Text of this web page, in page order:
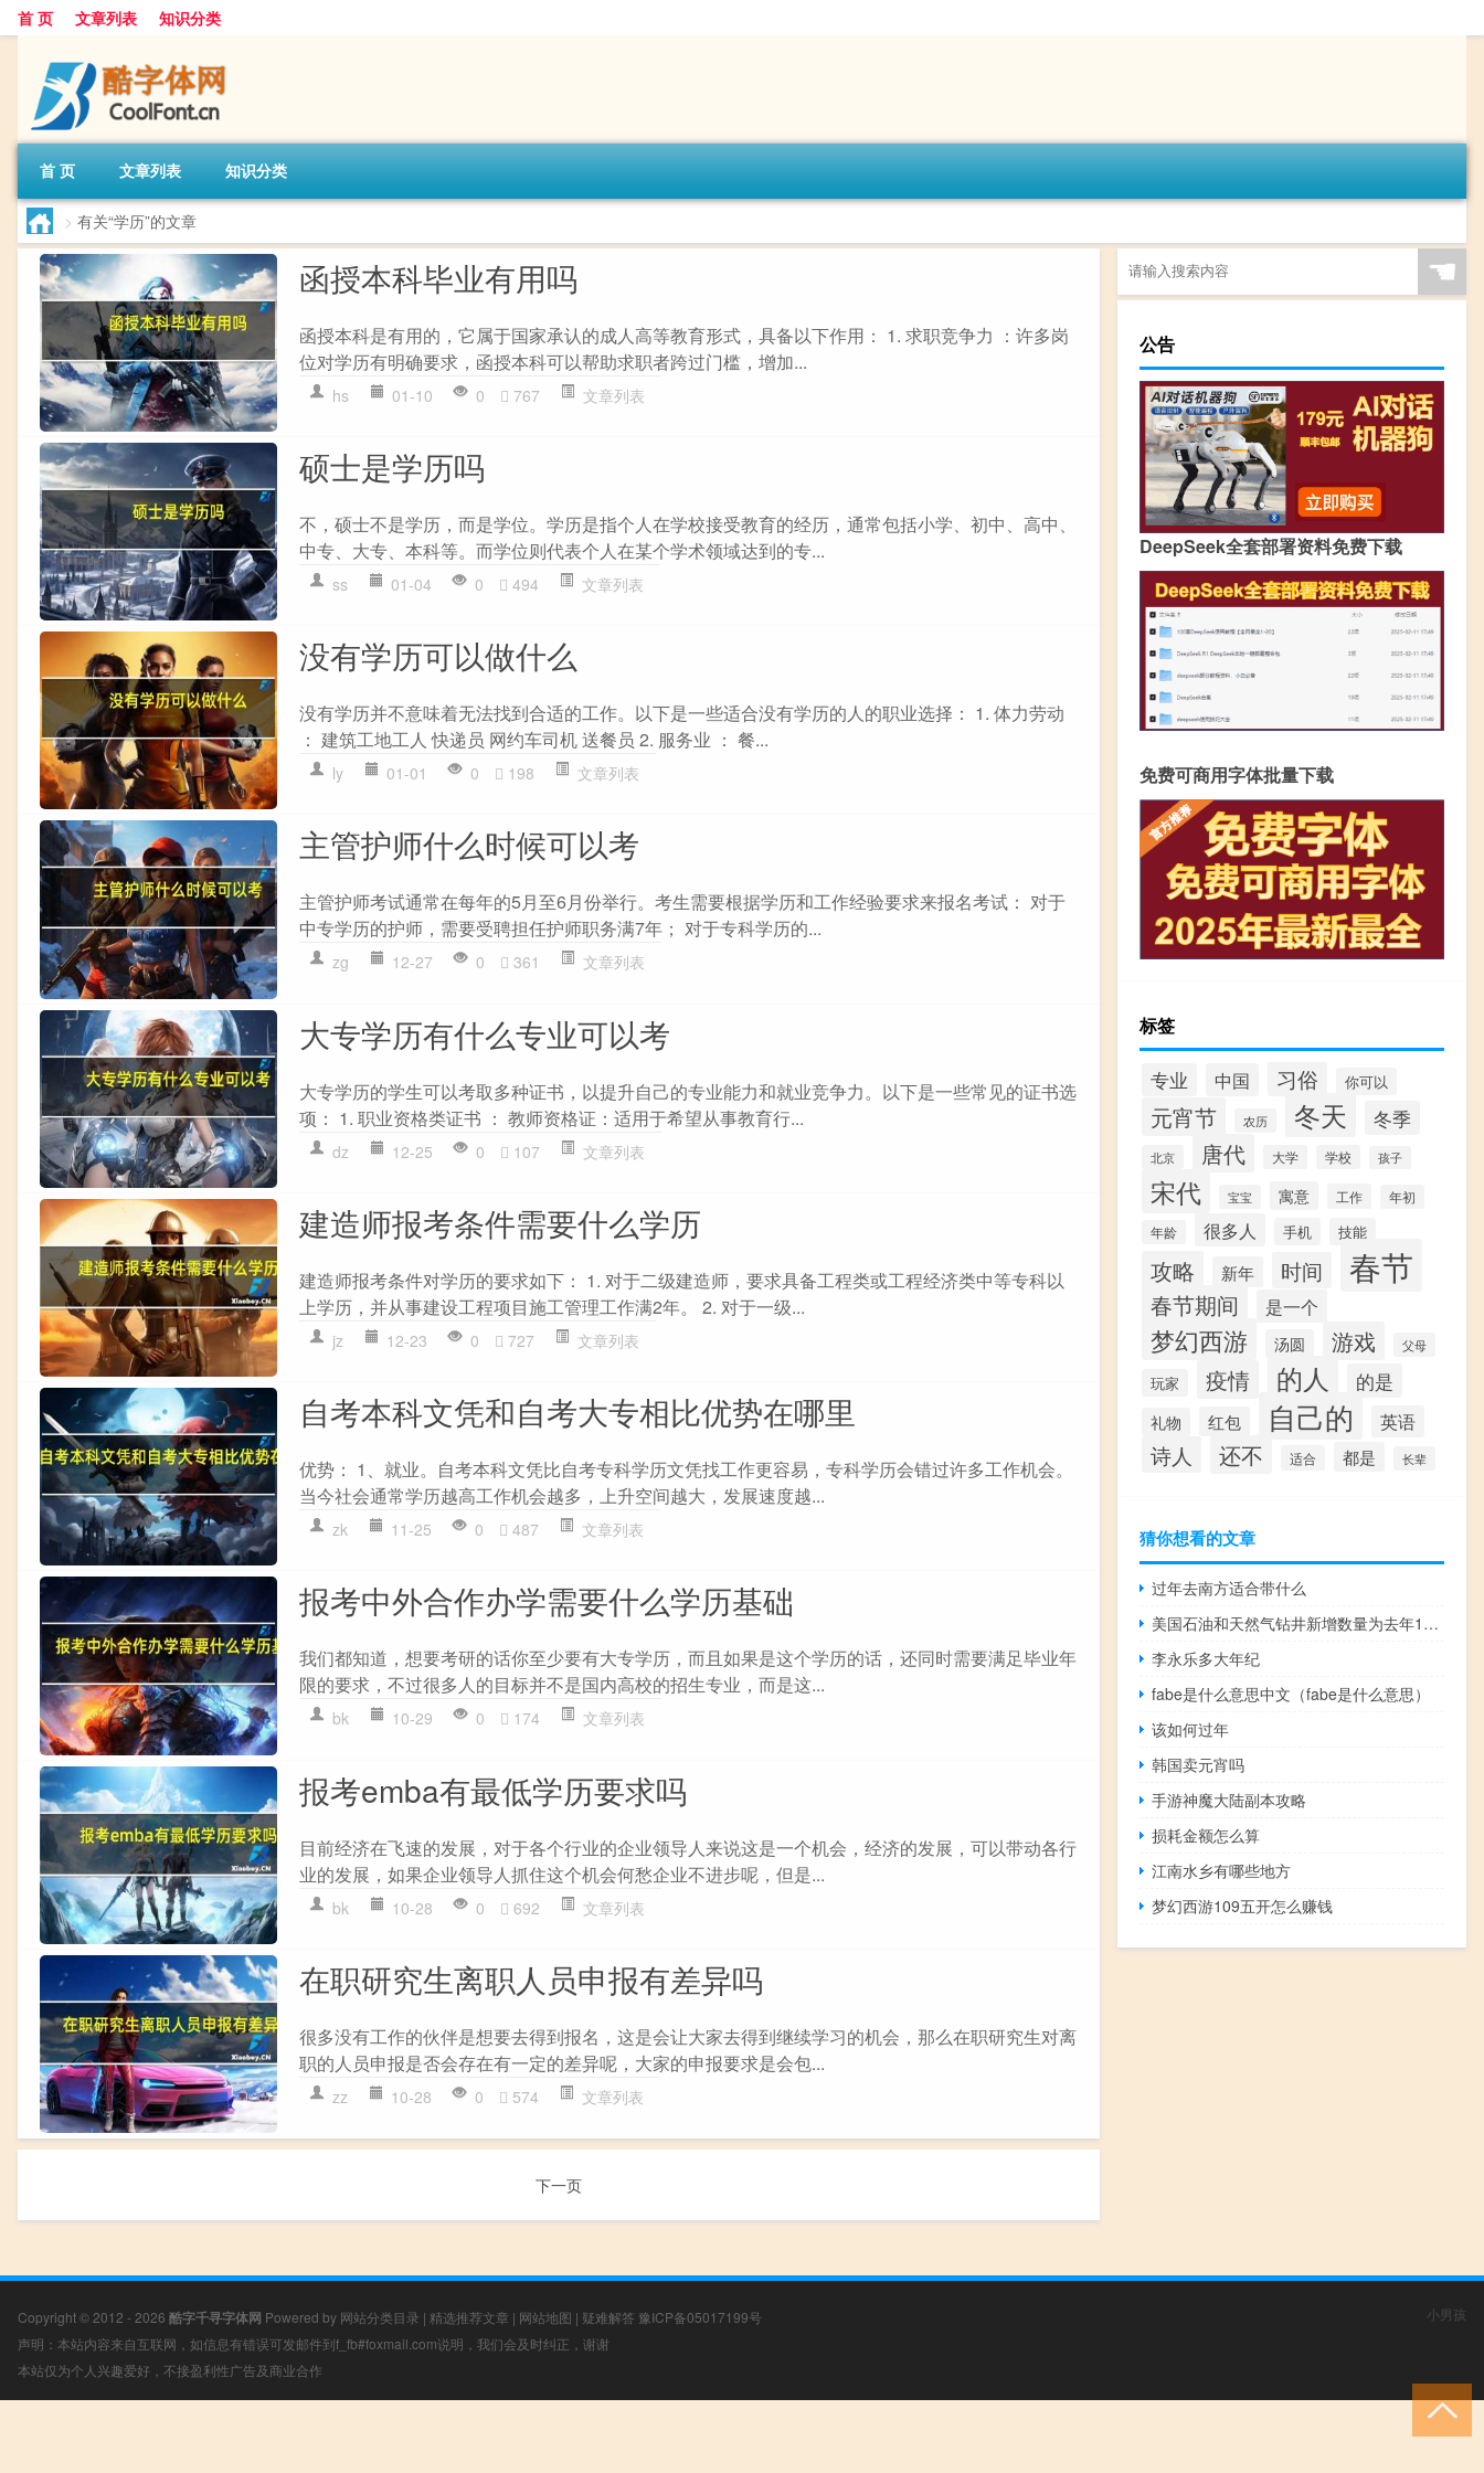
首 页 文章列表 知识分类
首 页 文章列表 知识分类
> 有关“学历”的文章
函授本科毕业有用吗
函授本科是有用的，它属于国家承认的成人高等教育形式，具备以下作用： 1. 求职竞争力 ：许多岗
位对学历有明确要求，函授本科可以帮助求职者跨过门槛，增加...
hs 01-10 0 767 文章列表
硕士是学历吗
不，硕士不是学历，而是学位。学历是指个人在学校接受教育的经历，通常包括小学、初中、高中、
中专、大专、本科等。而学位则代表个人在某个学术领域达到的专...
ss 01-04 0 494 文章列表
没有学历可以做什么
没有学历并不意味着无法找到合适的工作。以下是一些适合没有学历的人的职业选择： 1. 体力劳动
： 建筑工地工人 快递员 网约车司机 送餐员 2. 服务业 ： 餐...
ly 01-01 0 198 文章列表
主管护师什么时候可以考
主管护师考试通常在每年的5月至6月份举行。考生需要根据学历和工作经验要求来报名考试： 对于
中专学历的护师，需要受聘担任护师职务满7年； 对于专科学历的...
zg 12-27 0 361 文章列表
大专学历有什么专业可以考
大专学历的学生可以考取多种证书，以提升自己的专业能力和就业竞争力。以下是一些常见的证书选
项： 1. 职业资格类证书 ： 教师资格证：适用于希望从事教育行...
dz 12-25 0 107 文章列表
建造师报考条件需要什么学历
建造师报考条件对学历的要求如下： 1. 对于二级建造师，要求具备工程类或工程经济类中等专科以
上学历，并从事建设工程项目施工管理工作满2年。 2. 对于一级...
jz 12-23 0 727 文章列表
自考本科文凭和自考大专相比优势在哪里
优势： 1、就业。自考本科文凭比自考专科学历文凭找工作更容易，专科学历会错过许多工作机会。
当今社会通常学历越高工作机会越多，上升空间越大，发展速度越...
zk 11-25 0 487 文章列表
报考中外合作办学需要什么学历基础
我们都知道，想要考研的话你至少要有大专学历，而且如果是这个学历的话，还同时需要满足毕业年
限的要求，不过很多人的目标并不是国内高校的招生专业，而是这...
bk 10-29 0 174 文章列表
报考emba有最低学历要求吗
目前经济在飞速的发展，对于各个行业的企业领导人来说这是一个机会，经济的发展，可以带动各行
业的发展，如果企业领导人抓住这个机会何愁企业不进步呢，但是...
bk 10-28 0 692 文章列表
在职研究生离职人员申报有差异吗
很多没有工作的伙伴是想要去得到报名，这是会让大家去得到继续学习的机会，那么在职研究生对离
职的人员申报是否会存在有一定的差异呢，大家的申报要求是会包...
zz 10-28 0 574 文章列表
下一页
☚
公告
DeepSeek全套部署资料免费下载
免费可商用字体批量下载
标签
专业 中国 习俗 你可以
元宵节 农历 冬天 冬季
北京 唐代 大学 学校 孩子
宋代 宝宝 寓意 工作
年初
年龄
很多人 手机 技能
攻略 新年 时间 春节
春节期间 是一个
梦幻西游 汤圆 游戏 父母
玩家 疫情 的人 的是
礼物 红包 自己的 英语
诗人 还不 适合 都是 长辈
猜你想看的文章
过年去南方适合带什么
美国石油和天然气钻井新增数量为去年11月以来最多
李永乐多大年纪
fabe是什么意思中文（fabe是什么意思）
该如何过年
韩国卖元宵吗
手游神魔大陆副本攻略
损耗金额怎么算
江南水乡有哪些地方
梦幻西游109五开怎么赚钱
Copyright © 2012 - 2026 酷字千寻字体网 Powered by 网站分类目录 | 精选推荐文章 | 网站地图 | 疑难解答 豫ICP备05017199号
声明：本站内容来自互联网，如信息有错误可发邮件到f_fb#foxmail.com说明，我们会及时纠正，谢谢
本站仅为个人兴趣爱好，不接盈利性广告及商业合作
小男孩